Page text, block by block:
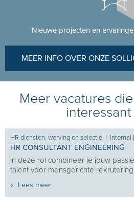
Nieuwe projecten en
MEER INFO OVER ONZE
Meer vacatures
HR diensten, werving en selectie I Internal
HR CONSULTANT ENGINEERING
In deze rol combineer je jouw
talent voor mensgerichte
Lees meer